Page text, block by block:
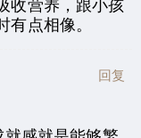
有点相像。
回复